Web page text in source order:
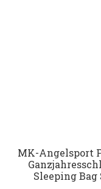
MK-Angelsport
Sleeping